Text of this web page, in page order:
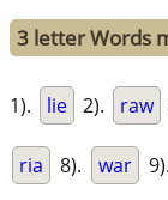
3 letter Words
1). lie 2). raw
ria 8). war 9).